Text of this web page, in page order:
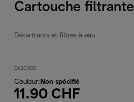
Cartouche filtrante
Détartrants et filtres à eau
DLSC002
Couleur: Non spécifié
11.90 CHF